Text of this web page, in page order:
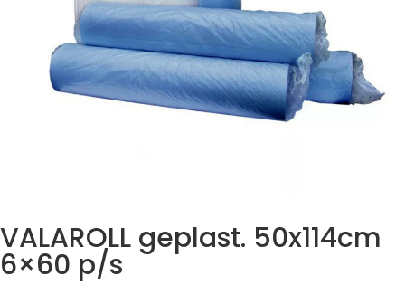
VALAROLL geplast. 50x114cm
6×60 p/s